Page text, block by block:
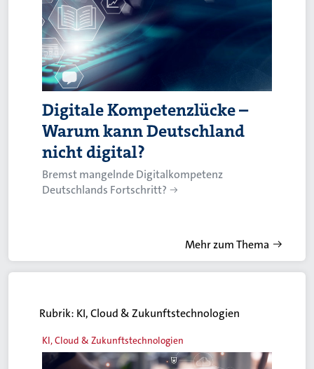
Digitale Kompetenzlücke –
Warum kann Deutschland
nicht digital?
Bremst mangelnde Digitalkompetenz
Deutschlands Fortschritt?
Mehr zum Thema
Rubrik: KI, Cloud & Zukunftstechnologien
KI, Cloud & Zukunftstechnologien